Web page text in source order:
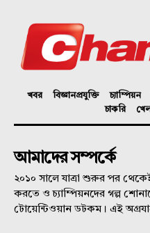
খবর বিজ্ঞানপ্রযুক্তি চ্যাম্পিয়ন
চাকরি
আমাদের সম্পর্কে
২০১০ সালে যাত্রা শুরুর পর
করতে ও চ্যাম্পিয়নদের গল্প
টোয়েন্টিওয়ান ডটকম। এই